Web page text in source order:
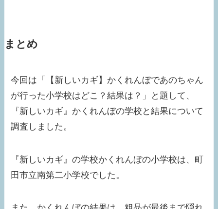
まとめ
今回は「【新しいカギ】かくれんぼであのちゃん
が行った小学校はどこ？結果は？」と題して、
『新しいカギ』かくれんぼの学校と結果について
調査しました。
『新しいカギ』の学校かくれんぼの小学校は、町
田市立南第二小学校でした。